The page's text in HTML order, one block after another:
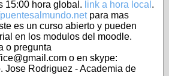
15:00 hora global. link a hora local .
para mas
es un curso abierto y pueden
en los modulos del moodle.
o pregunta
o en skype:
Jose Rodriguez - Academia de